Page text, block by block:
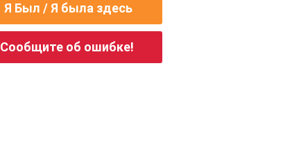
Я Был / Я была здесь
Сообщите об ошибке!